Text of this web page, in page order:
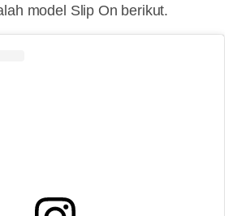
model Slip On berikut.